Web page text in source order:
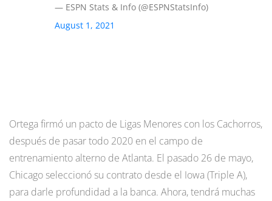
— ESPN Stats & Info (@ESPNStatsInfo)
August 1, 2021
Ortega firmó un pacto de Ligas Menores con los Cachorros,
después de pasar todo 2020 en el campo de
entrenamiento alterno de Atlanta. El pasado 26 de mayo,
Chicago seleccionó su contrato desde el Iowa (Triple A),
para darle profundidad a la banca. Ahora, tendrá muchas